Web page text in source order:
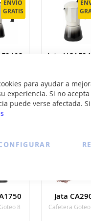
para ayudar a
experiencia. Si no
puede verse afectada.
ENVÍO
GRATIS
ENVÍO
GRATIS
€
Jata
22€
ENVÍO
ENVÍO
8
Jata
Cafetera